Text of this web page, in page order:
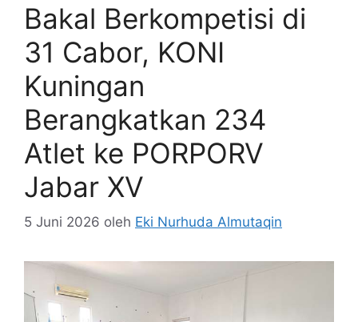
Bakal Berkompetisi di
31 Cabor, KONI
Kuningan
Berangkatkan 234
Atlet ke PORPORV
Jabar XV
5 Juni 2026 oleh Eki Nurhuda Almutaqin